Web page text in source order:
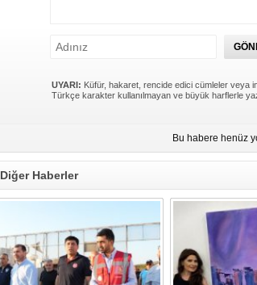
UYARI: Küfür, hakaret, rencide edici cümleler veya
Türkçe karakter kullanılmayan ve büyük harflerle
Bu habere henüz
Diğer Haberler